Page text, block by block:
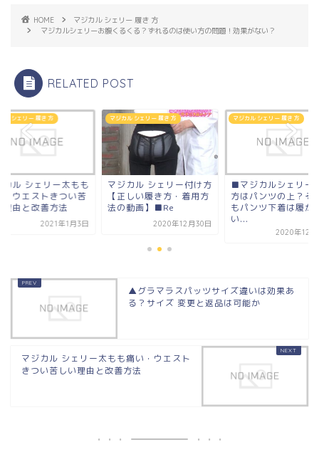
HOME
マジカル シェリー 履き 方
マジカルシェリーお腹くるくる？ずれるのは使い方の問題！効果がない？
RELATED POST
ル シェリー 履き 方
カル シェリー太もも
・ウエストきつい苦
理由と改善方法
2021年1月3日
マジカル シェリー 履き 方
マジカル シェリー付け方
【正しい履き方・着用方
法の動画】■Re
2020年12月30日
マジカル シェリー 履き 方
■マジカルシェリー
方はパンツの上？そ
もパンツ下着は履か
い...
2020年12
▲グラマラスパッツサイズ違いは効果あ
る？サイズ 変更と返品は可能か
マジカル シェリー太もも痛い・ウエスト
きつい苦しい理由と改善方法